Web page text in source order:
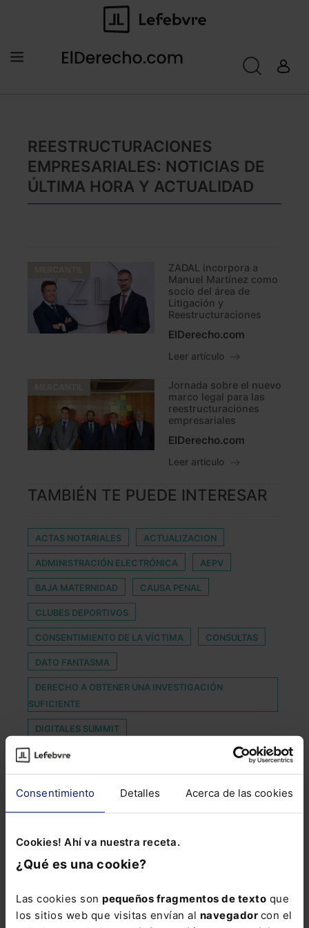
Consentimiento Detalles Acerca de las cookies
Cookies! Ahí va nuestra receta.
¿Qué es una cookie?
Las cookies son pequeños fragmentos de texto que
los sitios web que visitas envían al navegador con el
REESTRUCTURACIONES
EMPRESARIALES: NOTICIAS DE
ÚLTIMA HORA Y ACTUALIDAD
ZADAL incorpora a
Manuel Martínez como
socio del área de
Litigación y
Reestructuraciones
ElDerecho.com
Leer artículo
Jornada sobre el nuevo
marco legal para las
reestructuraciones
empresariales
ElDerecho.com
Leer artículo
TAMBIÉN TE PUEDE INTERESAR
ACTAS NOTARIALES ACTUALIZACION
ADMINISTRACIÓN ELECTRÓNICA AEPV
BAJA MATERNIDAD CAUSA PENAL
CLUBES DEPORTIVOS
CONSENTIMIENTO DE LA VÍCTIMA CONSULTAS
DATO FANTASMA
DERECHO A OBTENER UNA INVESTIGACIÓN
SUFICIENTE
DIGITALES SUMMIT
DOCUMENTO CONTRACTUAL NOVATORIO
PERMISO DE MATERNIDAD